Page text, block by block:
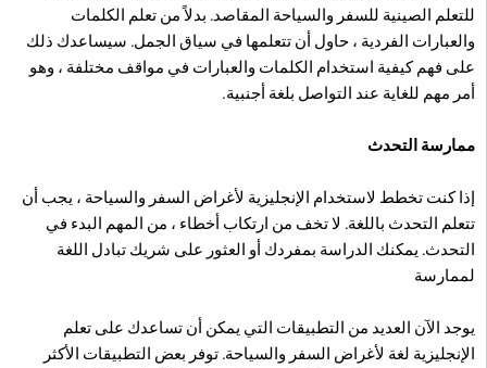
للتعلم الصينية للسفر والسياحة المقاصد. بدلاً من تعلم الكلمات
والعبارات الفردية ، حاول أن تتعلمها في سياق الجمل. سيساعدك ذلك
على فهم كيفية استخدام الكلمات والعبارات في مواقف مختلفة ، وهو
أمر مهم للغاية عند التواصل بلغة أجنبية.
ممارسة التحدث
إذا كنت تخطط لاستخدام الإنجليزية لأغراض السفر والسياحة ، يجب أن
تتعلم التحدث باللغة. لا تخف من ارتكاب أخطاء ، من المهم البدء في
التحدث. يمكنك الدراسة بمفردك أو العثور على شريك تبادل اللغة
لممارسة
يوجد الآن العديد من التطبيقات التي يمكن أن تساعدك على تعلم
الإنجليزية لغة لأغراض السفر والسياحة. توفر بعض التطبيقات الأكثر